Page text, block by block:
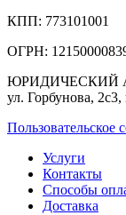
КПП: 773101001
ОГРН:
ЮРИДИЧЕСКИЙ
ул. Горбунова,
Пользовательское
Услуги
Контакты
Способы
Доставка